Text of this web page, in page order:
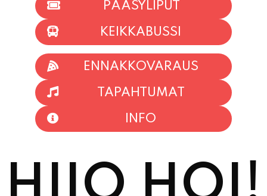
TAPAHTUMAT
INFO
HIIO HOI!
KESÄKAUSI 2026 KÄYNNISTYY
VAPPUAATTONA 30.4.2026 KLO